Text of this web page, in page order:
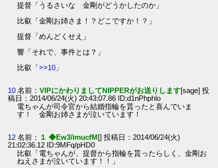
提督「うるさいな 金剛がどうかしたのか」
比叡「金剛お姉さま！？どこですか！？」
提督「めんどくせえ」
響「それで、事件とは？」
比叡「>>10 」
10 名前：VIPにかわりましてNIPPERがお送りします[sage] 投
稿日：2014/06/24(火) 20:43:07.86 ID:d1nPhphlo
電ちゃんが司令官から結婚指輪を貰ったと喜んでいま
す！ 金剛お姉さまが泣いています！
12 名前： １ ◆Ew3/imucfM[] 投稿日：2014/06/24(火)
21:02:36.12 ID:9MFq/pHD0
比叡「電ちゃんが、提督から指輪を貰ったらしく、金剛お
ねえさまが泣いています！！」